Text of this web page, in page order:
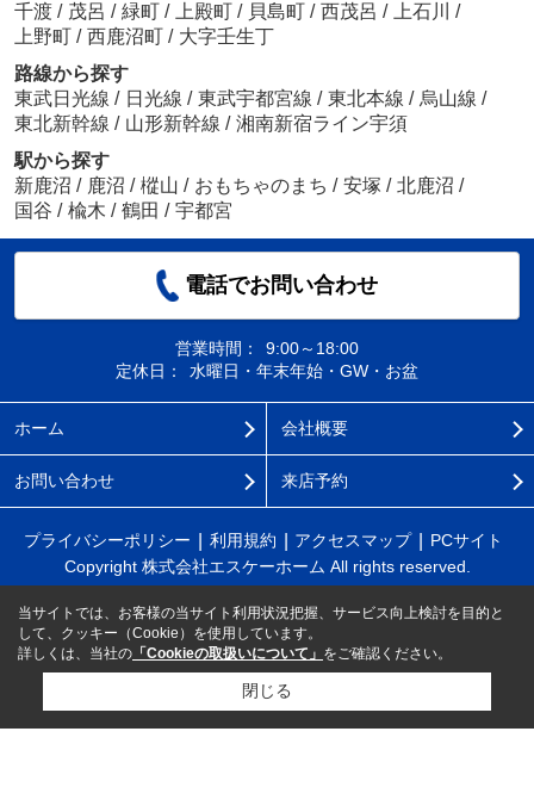
千渡 / 茂呂 / 緑町 / 上殿町 / 貝島町 / 西茂呂 / 上石川 /
上野町 / 西鹿沼町 / 大字壬生丁
路線から探す
東武日光線 / 日光線 / 東武宇都宮線 / 東北本線 / 烏山線 /
東北新幹線 / 山形新幹線 / 湘南新宿ライン宇須
駅から探す
新鹿沼 / 鹿沼 / 樅山 / おもちゃのまち / 安塚 / 北鹿沼 /
国谷 / 楡木 / 鶴田 / 宇都宮
電話でお問い合わせ
営業時間：
9:00～18:00
定休日：
水曜日・年末年始・GW・お盆
ホーム 会社概要
お問い合わせ 来店予約
プライバシーポリシー 利用規約 アクセスマップ
PCサイト
Copyright 株式会社エスケーホーム All rights reserved.
当サイトでは、お客様の当サイト利用状況把握、サービス向上検討を目的と
して、クッキー（Cookie）を使用しています。
詳しくは、当社の 「Cookieの取扱いについて」 をご確認ください。
閉じる